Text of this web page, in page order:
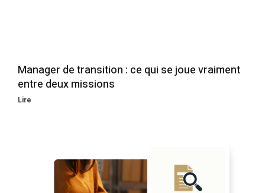
Manager de transition : ce qui se joue vraiment
entre deux missions
Lire